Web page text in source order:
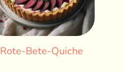
Rote-Bete-Quiche